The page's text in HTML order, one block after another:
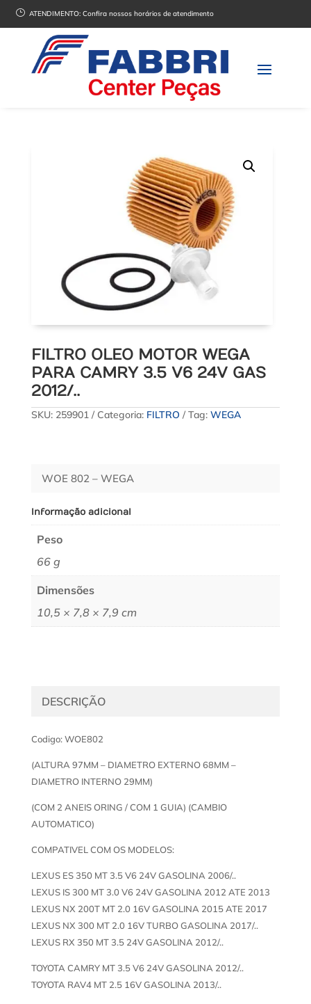
} ATENDIMENTO:Confira nossos horários de atendimento
FILTRO OLEO MOTOR WEGA
PARA CAMRY 3.5 V6 24V GAS
2012/..
SKU: 259901 Categoria: FILTRO Tag: WEGA
WOE 802 – WEGA
Informação adicional
Peso
66 g
Dimensões
10,5 × 7,8 × 7,9 cm
DESCRIÇÃO
Codigo: WOE802
(ALTURA 97MM – DIAMETRO EXTERNO 68MM –
DIAMETRO INTERNO 29MM)
(COM 2 ANEIS ORING / COM 1 GUIA) (CAMBIO
AUTOMATICO)
COMPATIVEL COM OS MODELOS:
LEXUS ES 350 MT 3.5 V6 24V GASOLINA 2006/..
LEXUS IS 300 MT 3.0 V6 24V GASOLINA 2012 ATE 2013
LEXUS NX 200T MT 2.0 16V GASOLINA 2015 ATE 2017
LEXUS NX 300 MT 2.0 16V TURBO GASOLINA 2017/..
LEXUS RX 350 MT 3.5 24V GASOLINA 2012/..
TOYOTA CAMRY MT 3.5 V6 24V GASOLINA 2012/..
TOYOTA RAV4 MT 2.5 16V GASOLINA 2013/..